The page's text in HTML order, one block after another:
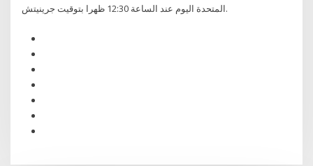
المتحدة اليوم عند الساعة 12:30 ظهرا بتوقيت جرينيتش.